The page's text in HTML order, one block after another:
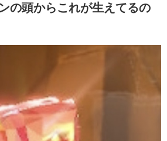
の頭からこれが生えてるの